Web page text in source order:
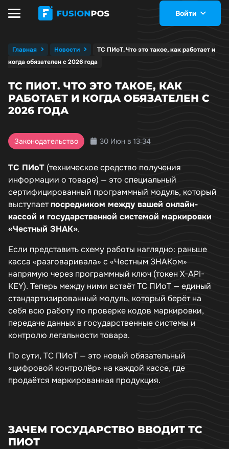
Войти
Главная Новости
ТС ПИоТ. Что это такое, как работает и
когда обязателен с 2026 года
ТС ПИОТ. ЧТО ЭТО ТАКОЕ, КАК
РАБОТАЕТ И КОГДА ОБЯЗАТЕЛЕН С
2026 ГОДА
Законодательство 30 Июн в 13:34
ТС ПИоТ (техническое средство получения
информации о товаре) — это специальный
сертифицированный программный модуль, который
выступаетпосредником между вашей онлайн-
кассой и государственной системой маркировки
«Честный ЗНАК».
Если представить схему работы наглядно: раньше
касса «разговаривала» с «Честным ЗНАКом»
напрямую через программный ключ (токен X-API-
KEY). Теперь между ними встаёт ТС ПИоТ — единый
стандартизированный модуль, который берёт на
себя всю работу по проверке кодов маркировки,
передаче данных в государственные системы и
контролю легальности товара.
По сути, ТС ПИоТ — это новый обязательный
«цифровой контролёр» на каждой кассе, где
продаётся маркированная продукция.
ЗАЧЕМ ГОСУДАРСТВО ВВОДИТ ТС
ПИОТ